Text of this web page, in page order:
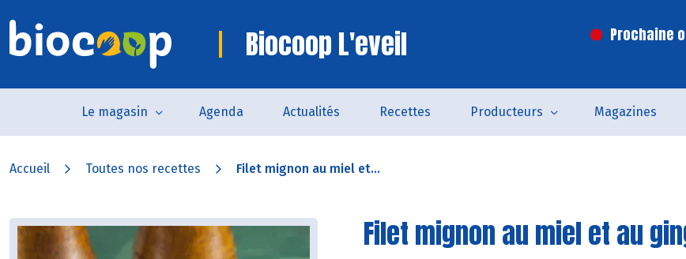
Biocoop L'eveil Prochaine
Le magasin Agenda Actualités Recettes Producteurs Magazines
Accueil Toutes nos recettes Filet mignon au miel et...
Filet mignon au miel et au